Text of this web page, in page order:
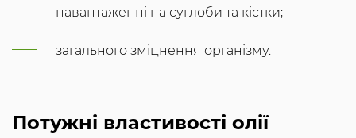
навантаженні на суглоби та кістки;
загального зміцнення організму.
Потужні властивості олії